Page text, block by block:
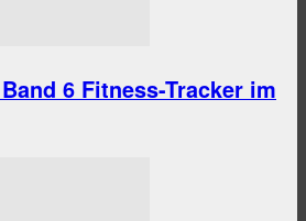
Band 6 Fitness-Tracker im